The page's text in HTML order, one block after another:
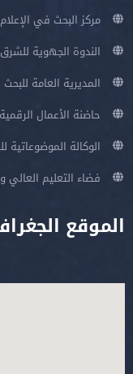
مركز البحث في
الندوة الجهوية للشرق
المديرية العامة
حاضنة الأعمال الرقمية
الوكالة الموضوعاتية
فضاء التعليم العالي
الموقع